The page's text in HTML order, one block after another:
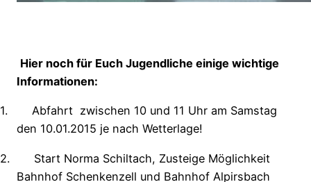
Hier noch für Euch Jugendliche einige wichtige
Informationen:
1.
Abfahrt zwischen 10 und 11 Uhr am Samstag
den 10.01.2015 je nach Wetterlage!
2.
Start Norma Schiltach, Zusteige Möglichkeit
Bahnhof Schenkenzell und Bahnhof Alpirsbach